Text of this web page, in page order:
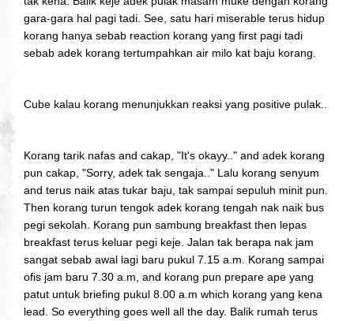
gara-gara hal pagi tadi. See, satu hari miserable terus hidup
korang hanya sebab reaction korang yang first pagi tadi
sebab adek korang tertumpahkan air milo kat baju korang.
Cube kalau korang menunjukkan reaksi yang positive pulak..
Korang tarik nafas and cakap, "It's okayy.." and adek korang
pun cakap, "Sorry, adek tak sengaja.." Lalu korang senyum
and terus naik atas tukar baju, tak sampai sepuluh minit pun.
Then korang turun tengok adek korang tengah nak naik bus
pegi sekolah. Korang pun sambung breakfast then lepas
breakfast terus keluar pegi keje. Jalan tak berapa nak jam
sangat sebab awal lagi baru pukul 7.15 a.m. Korang sampai
ofis jam baru 7.30 a.m, and korang pun prepare ape yang
patut untuk briefing pukul 8.00 a.m which korang yang kena
lead. So everything goes well all the day. Balik rumah terus